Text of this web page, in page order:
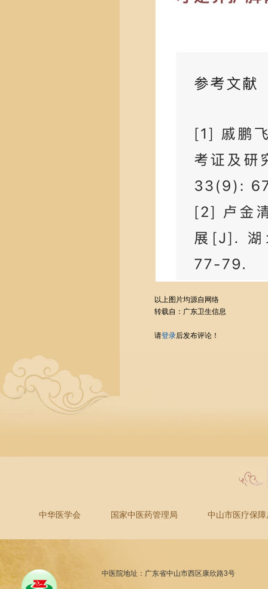
以上图片均源自网络
转载自：广东卫生信息
请登录后发布评论！
中华医学会 国家中医药管理局 中山市医疗保障
中医院地址：广东省中山市西区康欣路3号